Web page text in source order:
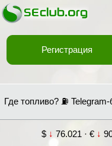
Регистрация
Где топливо? ⛽
$ ↓ 76.021 · € ↓